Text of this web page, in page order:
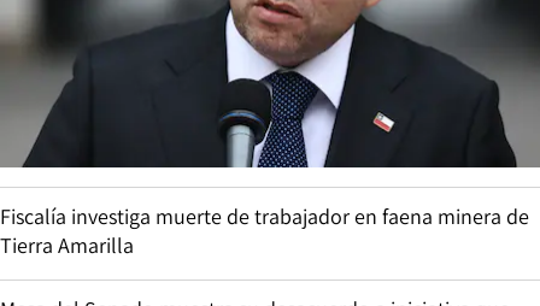
Fiscalía investiga muerte de trabajador en faena minera de
Tierra Amarilla